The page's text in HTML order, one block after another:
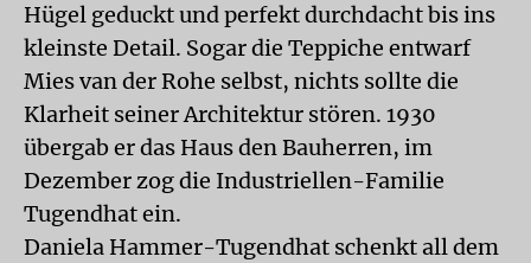
Hügel geduckt und perfekt durchdacht bis ins
kleinste Detail. Sogar die Teppiche entwarf
Mies van der Rohe selbst, nichts sollte die
Klarheit seiner Architektur stören. 1930
übergab er das Haus den Bauherren, im
Dezember zog die Industriellen-Familie
Tugendhat ein.
Daniela Hammer-Tugendhat schenkt all dem